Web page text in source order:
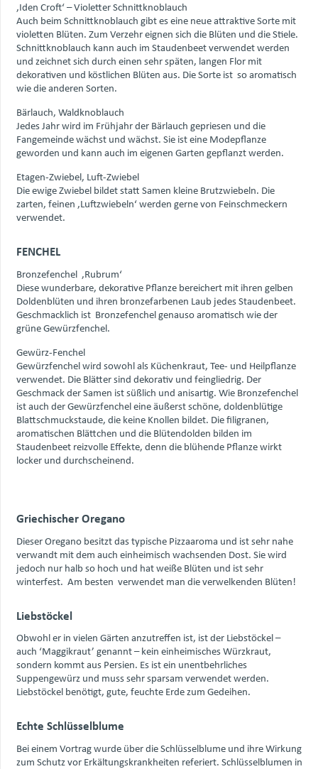
‚Iden Croft‘ – Violetter Schnittknoblauch
Auch beim Schnittknoblauch gibt es eine neue attraktive Sorte mit
violetten Blüten. Zum Verzehr eignen sich die Blüten und die Stiele.
Schnittknoblauch kann auch im Staudenbeet verwendet werden
und zeichnet sich durch einen sehr späten, langen Flor mit
dekorativen und köstlichen Blüten aus. Die Sorte ist so aromatisch
wie die anderen Sorten.
Bärlauch, Waldknoblauch
Jedes Jahr wird im Frühjahr der Bärlauch gepriesen und die
Fangemeinde wächst und wächst. Sie ist eine Modepflanze
geworden und kann auch im eigenen Garten gepflanzt werden.
Etagen-Zwiebel, Luft-Zwiebel
Die ewige Zwiebel bildet statt Samen kleine Brutzwiebeln. Die
zarten, feinen ‚Luftzwiebeln‘ werden gerne von Feinschmeckern
verwendet.
FENCHEL
Bronzefenchel ‚Rubrum‘
Diese wunderbare, dekorative Pflanze bereichert mit ihren gelben
Doldenblüten und ihren bronzefarbenen Laub jedes Staudenbeet.
Geschmacklich ist Bronzefenchel genauso aromatisch wie der
grüne Gewürzfenchel.
Gewürz-Fenchel
Gewürzfenchel wird sowohl als Küchenkraut, Tee- und Heilpflanze
verwendet. Die Blätter sind dekorativ und feingliedrig. Der
Geschmack der Samen ist süßlich und anisartig. Wie Bronzefenchel
ist auch der Gewürzfenchel eine äußerst schöne, doldenblütige
Blattschmuckstaude, die keine Knollen bildet. Die filigranen,
aromatischen Blättchen und die Blütendolden bilden im
Staudenbeet reizvolle Effekte, denn die blühende Pflanze wirkt
locker und durchscheinend.
Griechischer Oregano
Dieser Oregano besitzt das typische Pizzaaroma und ist sehr nahe
verwandt mit dem auch einheimisch wachsenden Dost. Sie wird
jedoch nur halb so hoch und hat weiße Blüten und ist sehr
winterfest. Am besten verwendet man die verwelkenden Blüten!
Liebstöckel
Obwohl er in vielen Gärten anzutreffen ist, ist der Liebstöckel –
auch ‘Maggikraut’ genannt – kein einheimisches Würzkraut,
sondern kommt aus Persien. Es ist ein unentbehrliches
Suppengewürz und muss sehr sparsam verwendet werden.
Liebstöckel benötigt, gute, feuchte Erde zum Gedeihen.
Echte Schlüsselblume
Bei einem Vortrag wurde über die Schlüsselblume und ihre Wirkung
zum Schutz vor Erkältungskrankheiten referiert. Schlüsselblumen in